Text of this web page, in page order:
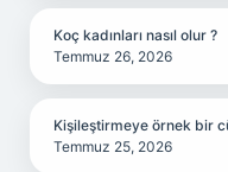
Koç kadınları nasıl olur ?
Temmuz 26, 2026
Kişileştirmeye örnek bir
Temmuz 25, 2026